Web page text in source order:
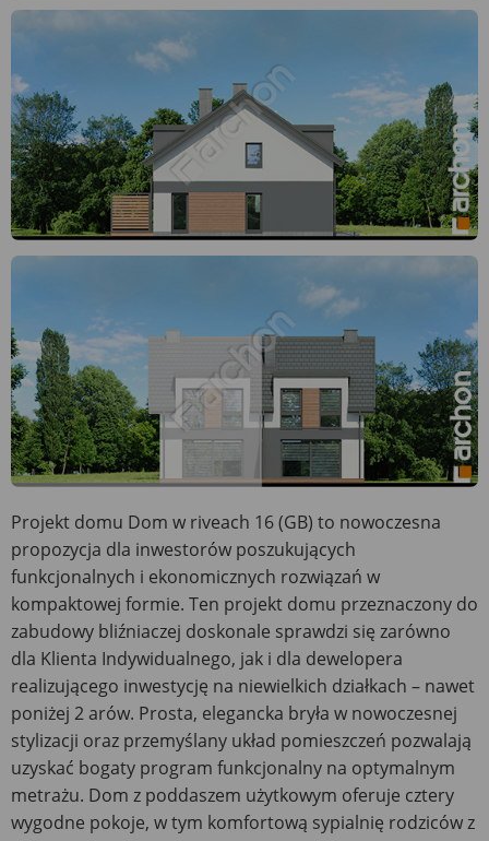
Projekt domu Dom w riveach 16 (GB) to nowoczesna
propozycja dla inwestorów poszukujących
funkcjonalnych i ekonomicznych rozwiązań w
kompaktowej formie. Ten projekt domu przeznaczony do
zabudowy bliźniaczej doskonale sprawdzi się zarówno
dla Klienta Indywidualnego, jak i dla dewelopera
realizującego inwestycję na niewielkich działkach – nawet
poniżej 2 arów. Prosta, elegancka bryła w nowoczesnej
stylizacji oraz przemyślany układ pomieszczeń pozwalają
uzyskać bogaty program funkcjonalny na optymalnym
metrażu. Dom z poddaszem użytkowym oferuje cztery
wygodne pokoje, w tym komfortową sypialnię rodziców z